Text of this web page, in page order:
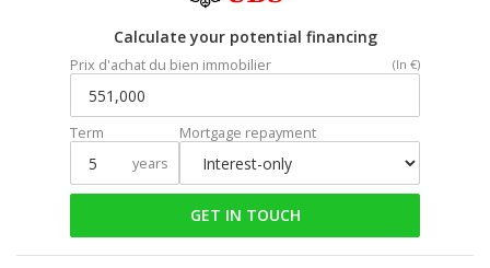
Calculate your potential financing
Prix d'achat du bien immobilier (In €)
Term
years
Mortgage repayment
GET IN TOUCH